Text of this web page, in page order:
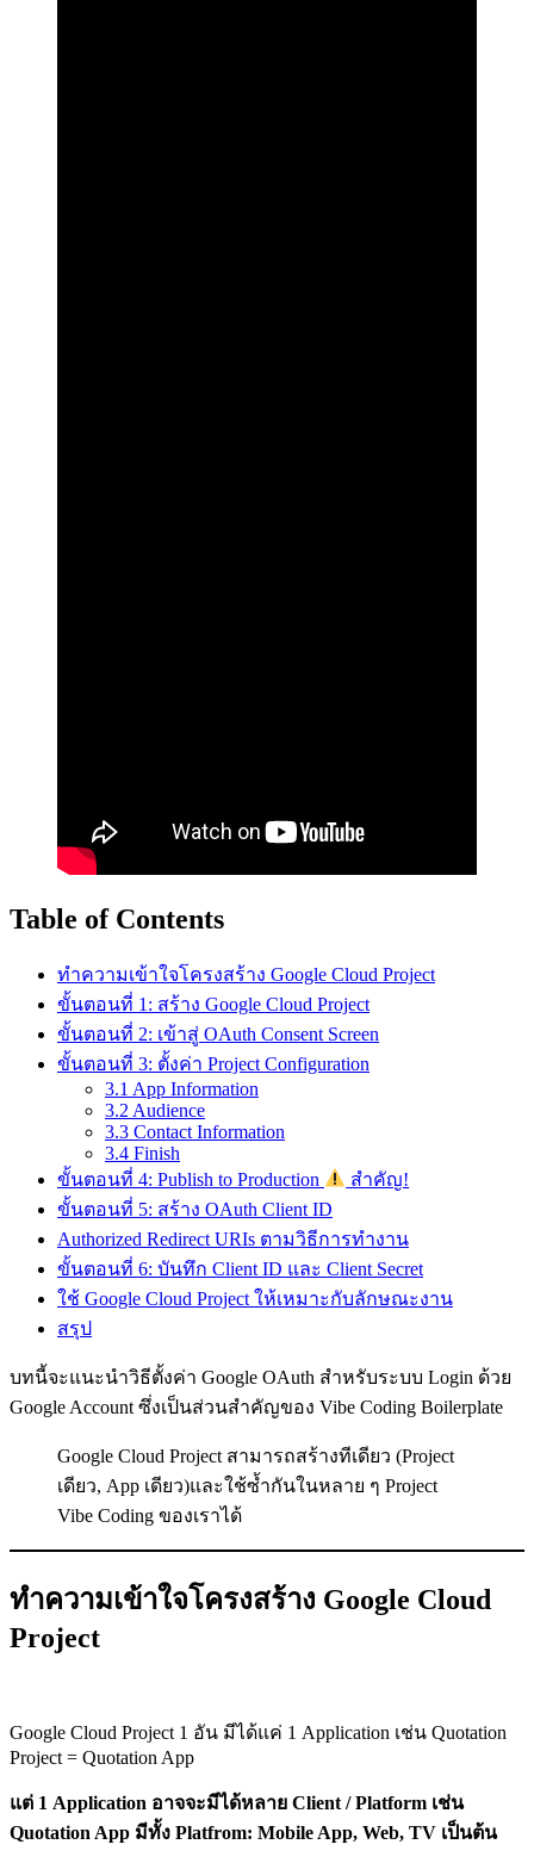
Table of Contents
ทำความเข้าใจโครงสร้าง Google Cloud Project
ขั้นตอนที่ 1: สร้าง Google Cloud Project
ขั้นตอนที่ 2: เข้าสู่ OAuth Consent Screen
ขั้นตอนที่ 3: ตั้งค่า Project Configuration
3.1 App Information
3.2 Audience
3.3 Contact Information
3.4 Finish
ขั้นตอนที่ 4: Publish to Production
สำคัญ!
ขั้นตอนที่ 5: สร้าง OAuth Client ID
Authorized Redirect URIs ตามวิธีการทำงาน
ขั้นตอนที่ 6: บันทึก Client ID และ Client Secret
ใช้ Google Cloud Project ให้เหมาะกับลักษณะงาน
สรุป
บทนี้จะแนะนำวิธีตั้งค่า Google OAuth สำหรับระบบ Login ด้วย
Google Account ซึ่งเป็นส่วนสำคัญของ Vibe Coding Boilerplate
Google Cloud Project สามารถสร้างทีเดียว (Project
เดียว, App เดียว)และใช้ซ้ำกันในหลาย ๆ Project
Vibe Coding ของเราได้
ทำความเข้าใจโครงสร้าง Google Cloud
Project
Google Cloud Project 1 อัน มีได้แค่ 1 Application เช่น Quotation
Project = Quotation App
แต่ 1 Application อาจจะมีได้หลาย Client / Platform เช่น
Quotation App มีทั้ง Platfrom: Mobile App, Web, TV เป็นต้น